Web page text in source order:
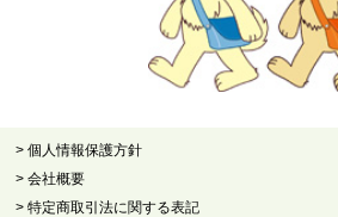
> 個人情報保護方針
> 会社概要
> 特定商取引法に関する表記